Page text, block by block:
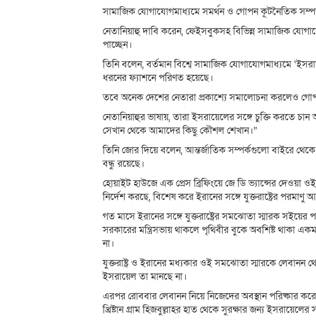
সামাজিক যোগাযোগমাধ্যমে সমর্থন ও গোপন কূটনৈতিক
নেতানিয়াহু দাবি করেন, ফেইসবুকসহ বিভিন্ন সামাজিক
পাচ্ছেন।
তিনি বলেন, বর্তমান বিশ্বে সামাজিক যোগাযোগমাধ্যমে
ধরনের ফ্যাশনে পরিণত হয়েছে।
তবে অনেক দেশের নেতারা প্রকাশ্যে সমালোচনা করলেও
নেতানিয়াহুর ভাষায়, তারা ইসরায়েলের সঙ্গে চুক্তি করতে
সেখান থেকে আমাদের কিছু কৌশল শেখান।”
তিনি জোর দিয়ে বলেন, আন্তর্জাতিক সম্পর্কগুলো বাইরে
বন্ধু রয়েছে।
হোয়াইট হাউজে এক প্রেস ব্রিফিংয়ে জে ডি ভ্যান্সের
নির্দেশ করছে, বিশেষ করে ইরানের সঙ্গে যুক্তরাষ্ট্রের
গত মাসে ইরানের সঙ্গে যুক্তরাষ্ট্রের সমঝোতা স্মারক সইয়ের
সরকারের মন্ত্রিসভায় থাকলে পৃথিবীর বুকে অবশিষ্ট থাকা
না।
যুক্তরাষ্ট্র ও ইরানের মধ্যকার ওই সমঝোতা স্মারকে লেবানন
ইসরায়েল তা মানছে না।
এরপর রোববার লেবানন নিয়ে নিজেদের অবস্থান পরিষ্কার
খ্রিষ্টান গ্রাম হিজবুল্লাহর হাত থেকে সুরক্ষার জন্য